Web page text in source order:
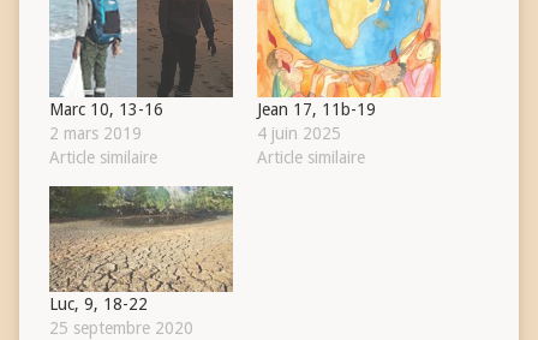
Marc 10, 13-16
2 mars 2019
Article similaire
Jean 17, 11b-19
4 juin 2025
Article similaire
Luc, 9, 18-22
25 septembre 2020